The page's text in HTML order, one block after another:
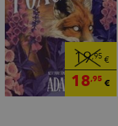
19,95€
18,95€